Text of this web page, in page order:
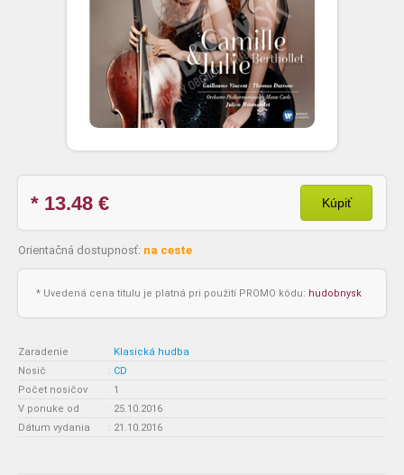
* 13.48 € Kúpiť
Orientačná dostupnosť: na ceste
* Uvedená cena titulu je platná pri použití PROMO kódu: hudobnysk
Zaradenie : Klasická hudba
Nosič
: CD
Počet nosičov
: 1
V ponuke od
: 25.10.2016
Dátum vydania
: 21.10.2016